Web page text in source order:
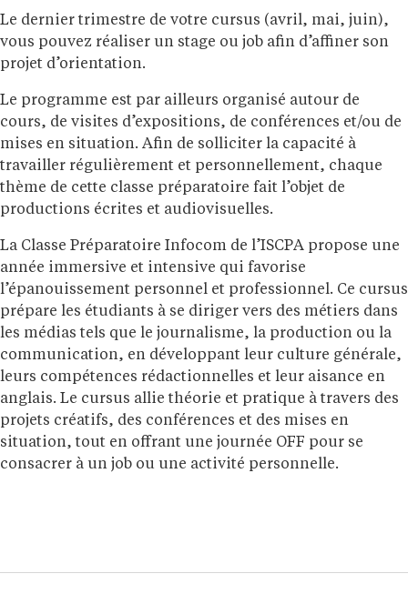
Le dernier trimestre de votre cursus (avril, mai, juin),
vous pouvez réaliser un stage ou job afin d’affiner son
projet d’orientation.
Le programme est par ailleurs organisé autour de
cours, de visites d’expositions, de conférences et/ou de
mises en situation. Afin de solliciter la capacité à
travailler régulièrement et personnellement, chaque
thème de cette classe préparatoire fait l’objet de
productions écrites et audiovisuelles.
La Classe Préparatoire Infocom de l’ISCPA propose une
année immersive et intensive qui favorise
l’épanouissement personnel et professionnel. Ce cursus
prépare les étudiants à se diriger vers des métiers dans
les médias tels que le journalisme, la production ou la
communication, en développant leur culture générale,
leurs compétences rédactionnelles et leur aisance en
anglais. Le cursus allie théorie et pratique à travers des
projets créatifs, des conférences et des mises en
situation, tout en offrant une journée OFF pour se
consacrer à un job ou une activité personnelle.